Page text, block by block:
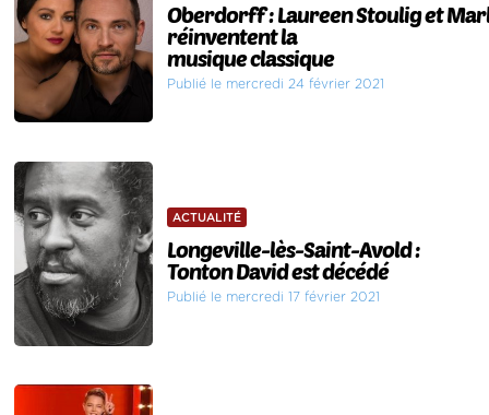
Oberdorff : Laureen Stoulig et
réinventent la
musique classique
Publié le mercredi 24 février 2021
ACTUALITÉ
Longeville-lès-Saint-Avold :
Tonton David est décédé
Publié le mercredi 17 février 2021